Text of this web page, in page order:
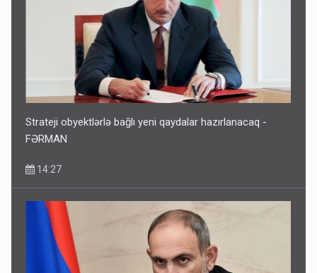
Bu şəxslərin müavinəti LƏĞV EDİLƏCƏK
Strateji obyektlərlə bağlı yeni qaydalar hazırlanacaq -
FƏRMAN
14:27